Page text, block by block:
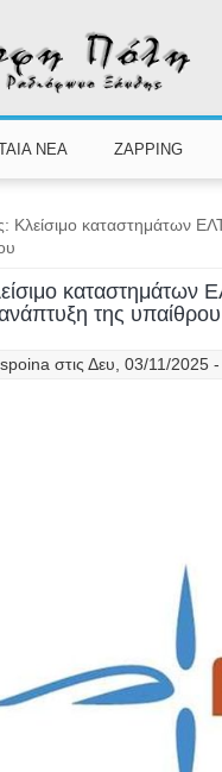
ΝΕΑ ZAPPING
Κλείσιμο καταστημάτων
καταστημάτων
της υπαίθρου
στις Δευ, 03/11/2025